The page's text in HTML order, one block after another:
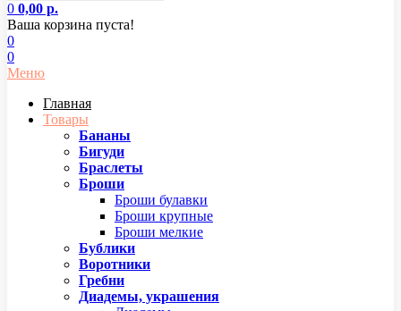
0 0,00 р.
Ваша корзина пуста!
0
0
Меню
Главная
Товары
Бананы
Бигуди
Браслеты
Броши
Броши булавки
Броши крупные
Броши мелкие
Бублики
Воротники
Гребни
Диадемы, украшения